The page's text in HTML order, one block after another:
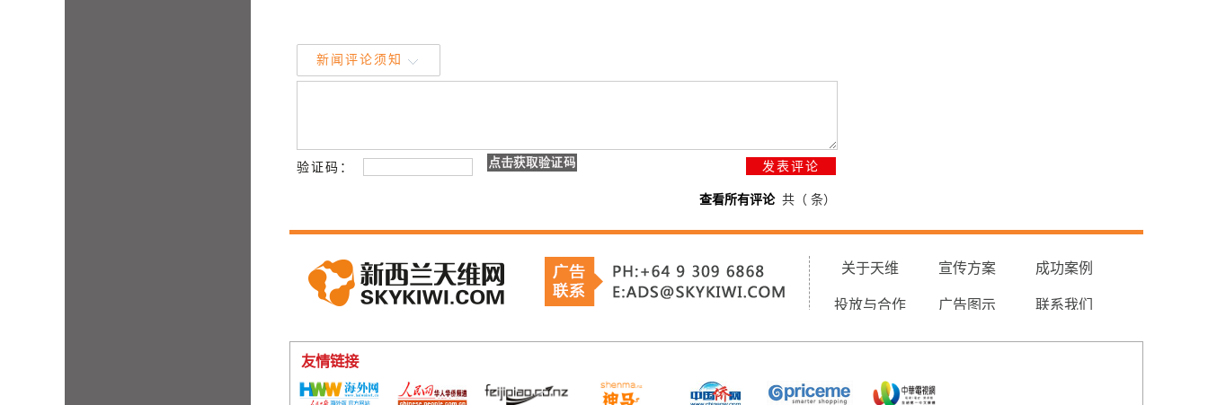
新闻评论须知
验证码：
查看所有评论共（ 条）
关于天维 宣传方案 成功案例
投放与合作 广告图示 联系我们
友情链接